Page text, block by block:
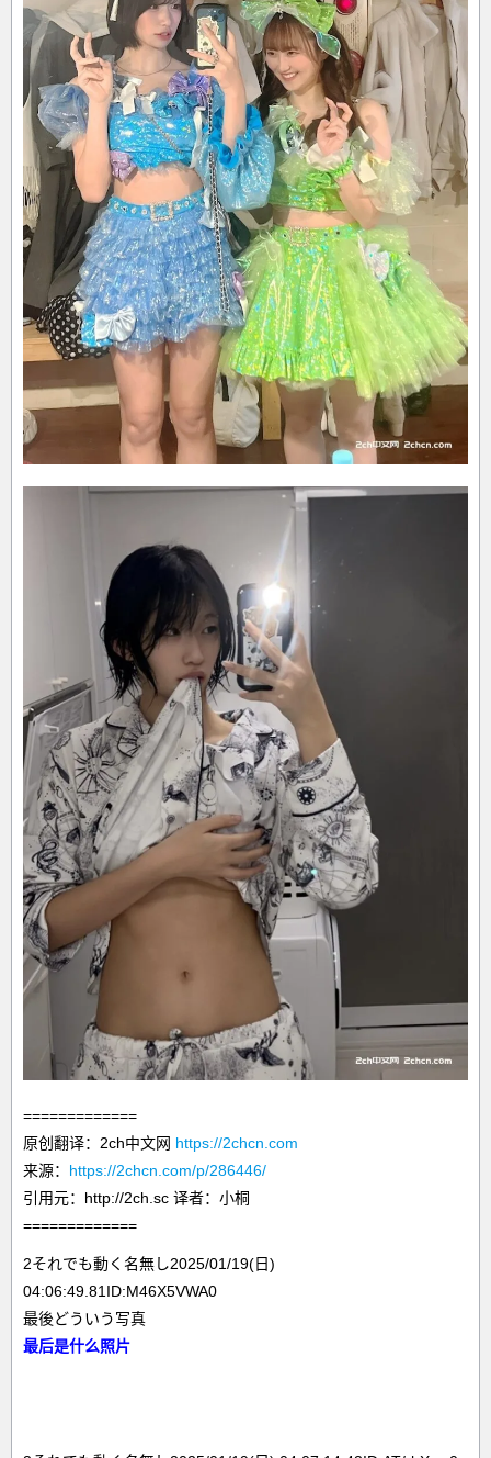
=============
原创翻译：2ch中文网 https://2chcn.com
来源： https://2chcn.com/p/286446/
引用元：http://2ch.sc 译者：小桐
=============
2それでも動く名無し2025/01/19(日)
04:06:49.81ID:M46X5VWA0
最後どういう写真
最后是什么照片